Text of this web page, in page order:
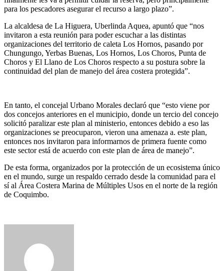
para los pescadores asegurar el recurso a largo plazo”.
La alcaldesa de La Higuera, Uberlinda Aquea, apuntó que “nos
invitaron a esta reunión para poder escuchar a las distintas
organizaciones del territorio de caleta Los Hornos, pasando por
Chungungo, Yerbas Buenas, Los Hornos, Los Choros, Punta de
Choros y El Llano de Los Choros respecto a su postura sobre la
continuidad del plan de manejo del área costera protegida”.
En tanto, el concejal Urbano Morales declaró que “esto viene por
dos concejos anteriores en el municipio, donde un tercio del concejo
solicitó paralizar este plan al ministerio, entonces debido a eso las
organizaciones se preocuparon, vieron una amenaza a. este plan,
entonces nos invitaron para informarnos de primera fuente como
este sector está de acuerdo con este plan de área de manejo”.
De esta forma, organizados por la protección de un ecosistema único
en el mundo, surge un respaldo cerrado desde la comunidad para el
sí al Área Costera Marina de Múltiples Usos en el norte de la región
de Coquimbo.